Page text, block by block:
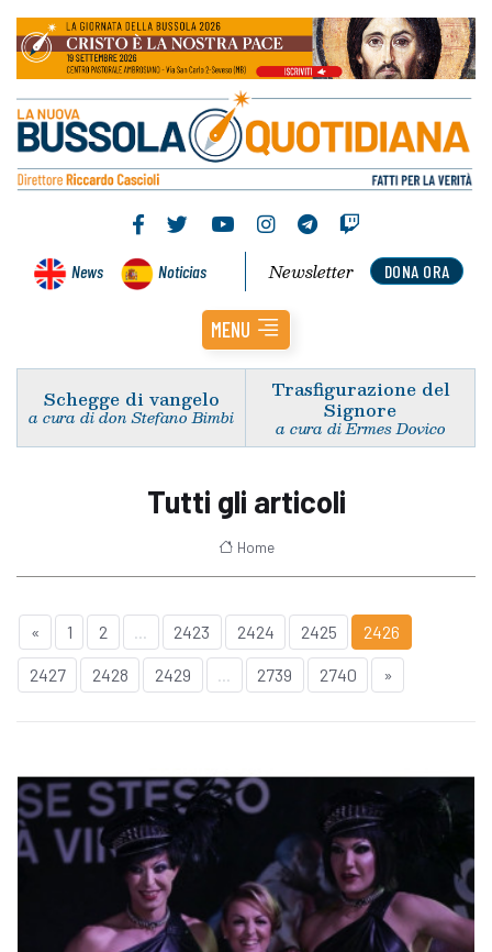
News Noticias DONA ORA
Newsletter
MENU
Schegge di vangelo
a cura di don Stefano Bimbi
Trasfigurazione del
Signore
a cura di Ermes Dovico
Tutti gli articoli
Home
« 1 2 2423 2424 2425 2426
2427 2428 2429 ... 2739 2740 »